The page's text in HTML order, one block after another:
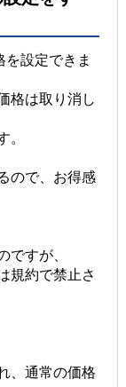
設定できま
格は取り消し
。
ので、お得感
ですが、
規約で禁止さ
、通常の価格